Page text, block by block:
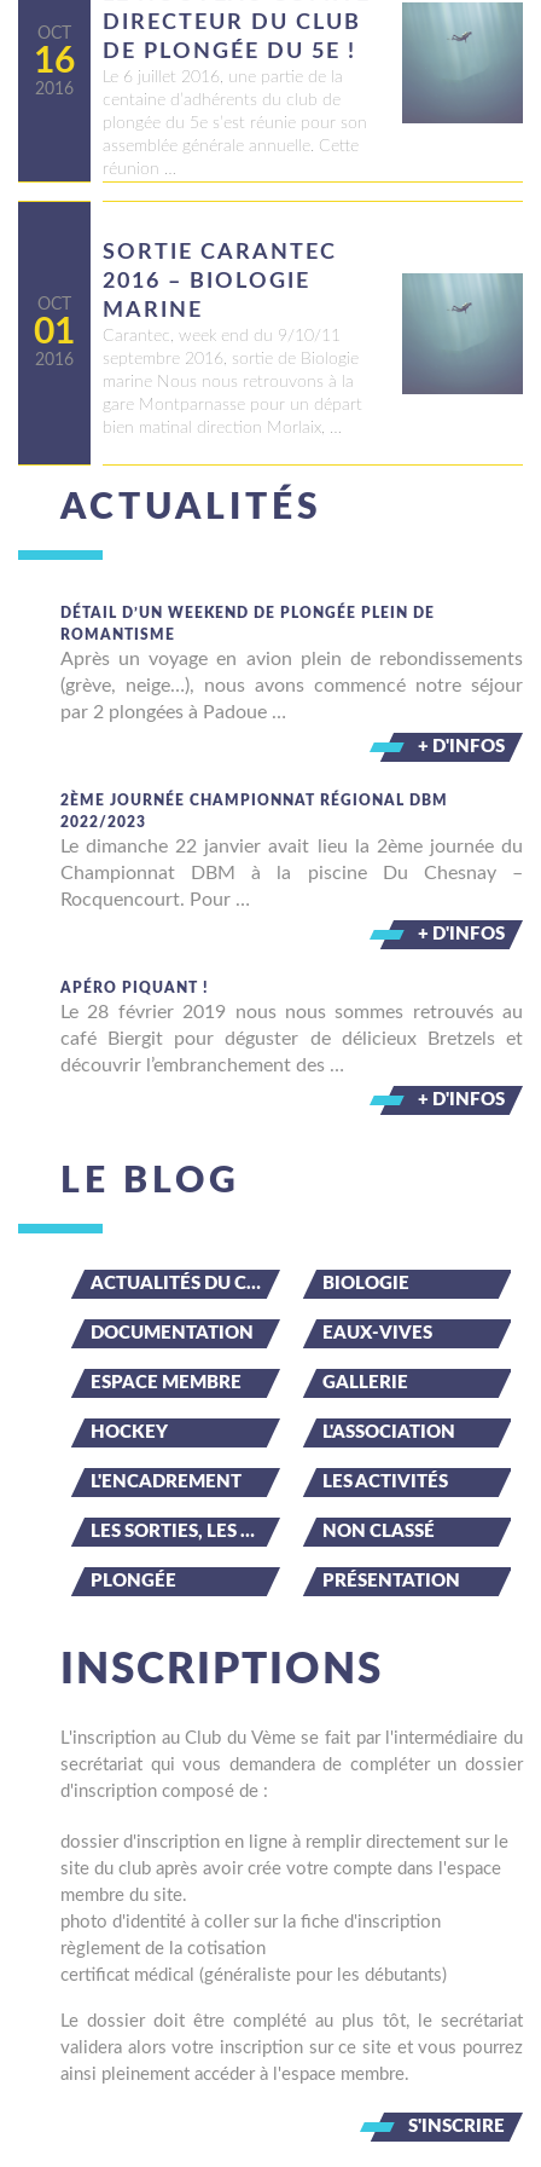
OCT
16
2016
DIRECTEUR DU CLUB
DE PLONGÉE DU 5E !
Le 6 juillet 2016, une partie de la
centaine d’adhérents du club de
plongée du 5e s’est réunie pour son
assemblée générale annuelle. Cette
réunion …
OCT
01
2016
SORTIE CARANTEC
2016 – BIOLOGIE
MARINE
Carantec, week end du 9/10/11
septembre 2016, sortie de Biologie
marine Nous nous retrouvons à la
gare Montparnasse pour un départ
bien matinal direction Morlaix, …
ACTUALITÉS
DÉTAIL D’UN WEEKEND DE PLONGÉE PLEIN DE
ROMANTISME
Après un voyage en avion plein de rebondissements
(grève, neige…), nous avons commencé notre séjour
par 2 plongées à Padoue …
+ D'INFOS
2ÈME JOURNÉE CHAMPIONNAT RÉGIONAL DBM
2022/2023
Le dimanche 22 janvier avait lieu la 2ème journée du
Championnat DBM à la piscine Du Chesnay –
Rocquencourt. Pour …
+ D'INFOS
APÉRO PIQUANT !
Le 28 février 2019 nous nous sommes retrouvés au
café Biergit pour déguster de délicieux Bretzels et
découvrir l’embranchement des …
+ D'INFOS
LE BLOG
ACTUALITÉS DU CLUB BIOLOGIE
DOCUMENTATION EAUX-VIVES
ESPACE MEMBRE GALLERIE
HOCKEY L'ASSOCIATION
L'ENCADREMENT LES ACTIVITÉS
LES SORTIES, LES ÉVÉNEMENTS NON CLASSÉ
PLONGÉE PRÉSENTATION
INSCRIPTIONS
L'inscription au Club du Vème se fait par l'intermédiaire du
secrétariat qui vous demandera de compléter un dossier
d'inscription composé de :
dossier d'inscription en ligne à remplir directement sur le
site du club après avoir crée votre compte dans l'espace
membre du site.
photo d'identité à coller sur la fiche d'inscription
règlement de la cotisation
certificat médical (généraliste pour les débutants)
Le dossier doit être complété au plus tôt, le secrétariat
validera alors votre inscription sur ce site et vous pourrez
ainsi pleinement accéder à l'espace membre.
S'INSCRIRE